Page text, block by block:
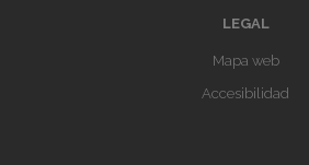
LEGAL
Mapa web
Accesibilidad